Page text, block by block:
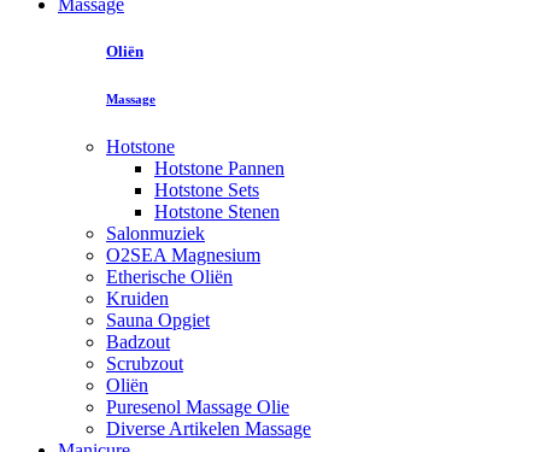
Oliën
Massage
Hotstone
Hotstone Pannen
Hotstone Sets
Hotstone Stenen
Salonmuziek
O2SEA Magnesium
Etherische Oliën
Kruiden
Sauna Opgiet
Badzout
Scrubzout
Oliën
Puresenol Massage Olie
Diverse Artikelen Massage